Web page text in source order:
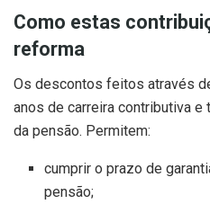
Como estas
reforma
Os descontos feitos através
anos de carreira contributiva
da pensão. Permitem:
cumprir o prazo de
pensão;